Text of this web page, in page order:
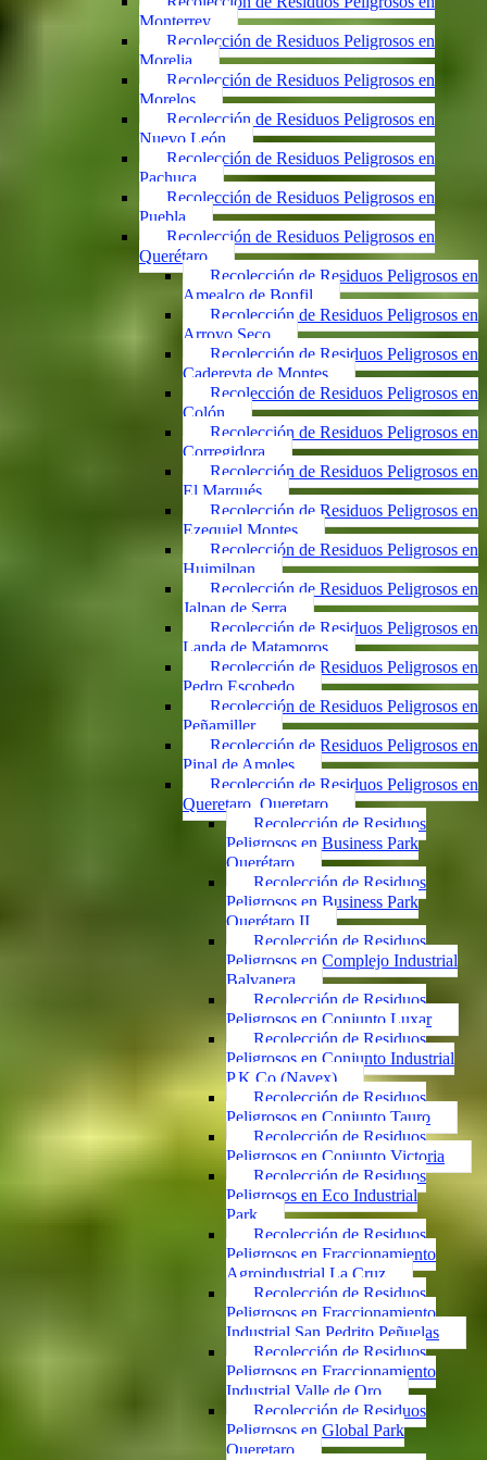
Monterrey
Recolección de Residuos Peligrosos en
Morelia
Recolección de Residuos Peligrosos en
Morelos
Recolección de Residuos Peligrosos en
Nuevo León
Recolección de Residuos Peligrosos en
Pachuca
Recolección de Residuos Peligrosos en
Puebla
Recolección de Residuos Peligrosos en
Querétaro
Recolección de Residuos Peligrosos en
Amealco de Bonfil
Recolección de Residuos Peligrosos en
Arroyo Seco
Recolección de Residuos Peligrosos en
Cadereyta de Montes
Recolección de Residuos Peligrosos en
Colón
Recolección de Residuos Peligrosos en
Corregidora
Recolección de Residuos Peligrosos en
El Marqués
Recolección de Residuos Peligrosos en
Ezequiel Montes
Recolección de Residuos Peligrosos en
Huimilpan
Recolección de Residuos Peligrosos en
Jalpan de Serra
Recolección de Residuos Peligrosos en
Landa de Matamoros
Recolección de Residuos Peligrosos en
Pedro Escobedo
Recolección de Residuos Peligrosos en
Peñamiller
Recolección de Residuos Peligrosos en
Pinal de Amoles
Recolección de Residuos Peligrosos en
Queretaro, Queretaro
Recolección de Residuos
Peligrosos en Business Park
Querétaro
Recolección de Residuos
Peligrosos en Business Park
Querétaro II
Recolección de Residuos
Peligrosos en Complejo Industrial
Balvanera
Recolección de Residuos
Peligrosos en Conjunto Luxar
Recolección de Residuos
Peligrosos en Conjunto Industrial
P.K.Co (Navex)
Recolección de Residuos
Peligrosos en Conjunto Tauro
Recolección de Residuos
Peligrosos en Conjunto Victoria
Recolección de Residuos
Peligrosos en Eco Industrial
Park
Recolección de Residuos
Peligrosos en Fraccionamiento
Agroindustrial La Cruz
Recolección de Residuos
Peligrosos en Fraccionamiento
Industrial San Pedrito Peñuelas
Recolección de Residuos
Peligrosos en Fraccionamiento
Industrial Valle de Oro
Recolección de Residuos
Peligrosos en Global Park
Queretaro